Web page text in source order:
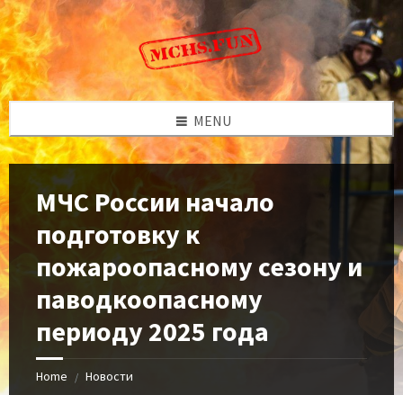
Skip
to
content
Skip
to
left
sidebar
Skip
to
footer
MENU
МЧС России начало
подготовку к
пожароопасному сезону и
паводкоопасному
периоду 2025 года
Home / Новости